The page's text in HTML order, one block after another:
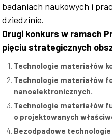
badaniach naukowych i
dziedzinie.
Drugi konkurs w ramach
pięciu strategicznych
Technologie materiałów
Technologie materiałów
nanoelektronicznych.
Technologie materiałów
o projektowanych
Bezodpadowe